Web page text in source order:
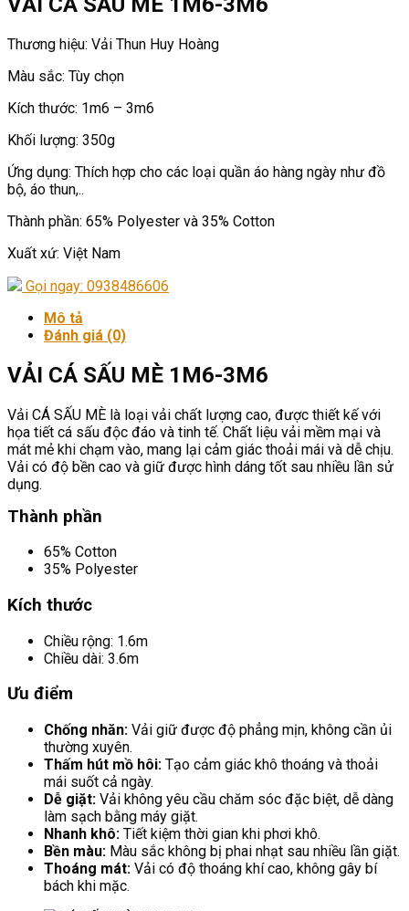
Thương hiệu: Vải Thun Huy Hoàng
Màu sắc: Tùy chọn
Kích thước: 1m6 – 3m6
Khối lượng: 350g
Ứng dụng: Thích hợp cho các loại quần áo hàng ngày như đồ
bộ, áo thun,..
Thành phần: 65% Polyester và 35% Cotton
Xuất xứ: Việt Nam
Gọi ngay: 0938486606
Mô tả
Đánh giá (0)
VẢI CÁ SẤU MÈ 1M6-3M6
Vải CÁ SẤU MÈ là loại vải chất lượng cao, được thiết kế với
họa tiết cá sấu độc đáo và tinh tế. Chất liệu vải mềm mại và
mát mẻ khi chạm vào, mang lại cảm giác thoải mái và dễ chịu.
Vải có độ bền cao và giữ được hình dáng tốt sau nhiều lần sử
dụng.
Thành phần
65% Cotton
35% Polyester
Kích thước
Chiều rộng: 1.6m
Chiều dài: 3.6m
Ưu điểm
Chống nhăn: Vải giữ được độ phẳng mịn, không cần ủi
thường xuyên.
Thấm hút mồ hôi: Tạo cảm giác khô thoáng và thoải
mái suốt cả ngày.
Dễ giặt: Vải không yêu cầu chăm sóc đặc biệt, dễ dàng
làm sạch bằng máy giặt.
Nhanh khô: Tiết kiệm thời gian khi phơi khô.
Bền màu: Màu sắc không bị phai nhạt sau nhiều lần giặt.
Thoáng mát: Vải có độ thoáng khí cao, không gây bí
bách khi mặc.